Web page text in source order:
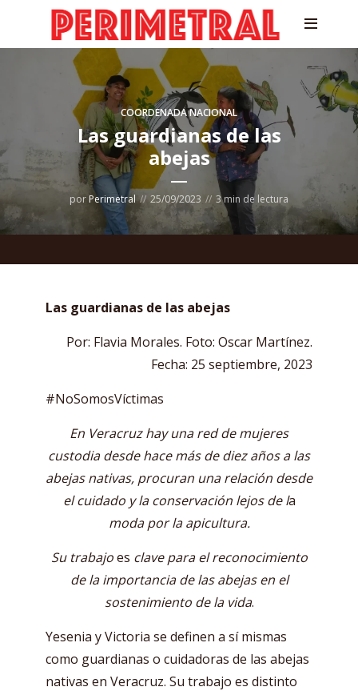
COORDENADA NACIONAL
Las guardianas de las
abejas
por Perimetral 25/09/2023 3 min de lectura
Las guardianas de las abejas
Por: Flavia Morales. Foto: Oscar Martínez.
Fecha: 25 septiembre, 2023
#NoSomosVíctimas
En Veracruzhay una red de mujeres
custodia desde hace más de diez años a las
abejas nativas, procuran una relación desde
el cuidado y la conservación lejos de la
moda por la apicultura.
Su trabajoes clave para el reconocimiento
de la importancia de las abejas en el
sostenimiento de la vida.
Yesenia y Victoria se definen a sí mismas
como guardianas o cuidadoras de las abejas
nativas en Veracruz. Su trabajo es distinto